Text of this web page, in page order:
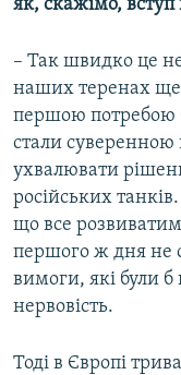
як, скажімо,
– Так швидко це
наших теренах ще
першою потребою
стали
ухвалювати
російських
що все
першого ж дня не
вимоги, які були
нервовість.
Тоді в Європі